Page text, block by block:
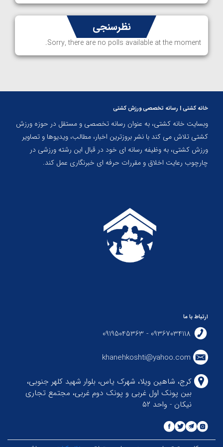
نظرسنجی
Sorry, there are no polls available at the moment.
خانه کشتی | رسانه تخصصی ورزش کشتی
وبسایت خانه کشتی، به عنوان رسانه تخصصی و مستقل در حوزه ورزش
کشتی تلاش می کند با نشر بروزترین اخبار، مطالب، ویدیوها و تصاویر
ورزش کشتی، به وظیفه رسانه ای خود در قبال این رشته ورزشی در
چارچوب رعایت اخلاق و مقررات حرفه ای خبرنگاری عمل کند.
ارتباط با ما
09367034118 - 09195045363
khanehkoshti@yahoo.com
کرج، شاهین ویلا، شهرک یاس، بلوار شهید کلهر جنوبی،
بین پونک اول غربی و پونک دوم غربی، مجتمع تجاری
نیکان - واحد ۵۲